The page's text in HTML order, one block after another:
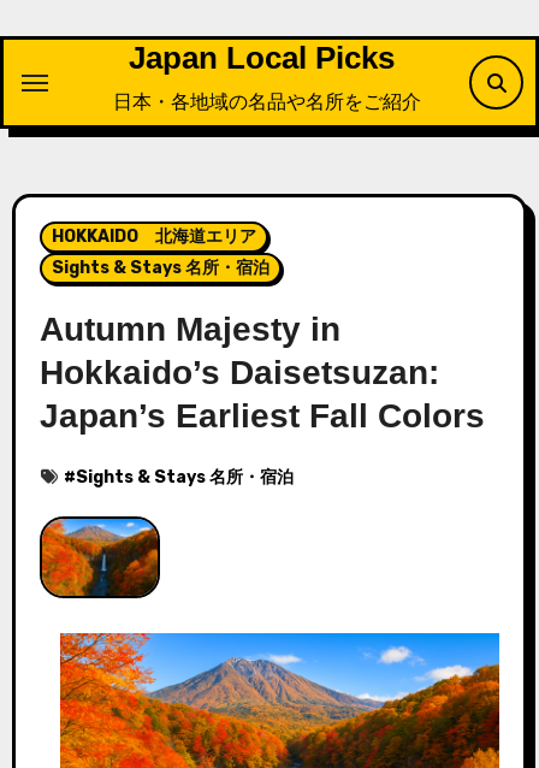
プ
Japan Local Picks
日本・各地域の名品や名所をご紹介
HOKKAIDO 北海道エリア
Sights & Stays 名所・宿泊
Autumn Majesty in
Hokkaido’s Daisetsuzan:
Japan’s Earliest Fall Colors
#Sights & Stays 名所・宿泊